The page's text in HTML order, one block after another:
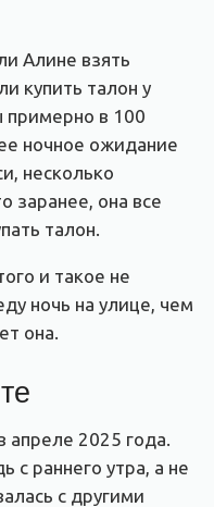
Алине взять
купить талон у
в 100
ночное ожидание
несколько
заранее, она все
талон.
и такое не
ночь на улице, чем
она.
апреле 2025 года.
с раннего утра, а не
с другими